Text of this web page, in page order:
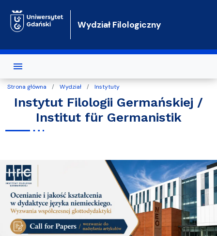
Wydział Filologiczny
Strona główna Wydział Instytuty
Instytut Filologii Germańskiej /
Institut für Germanistik